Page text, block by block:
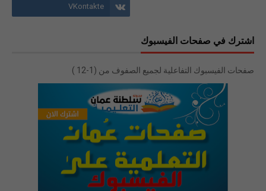
اشترك في صفحات الفيسبوك
صفحات الفيسبوك التفاعلية لجميع الصفوف من (1-12 )